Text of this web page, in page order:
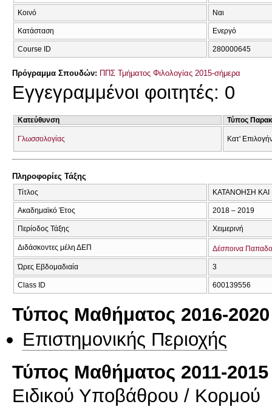
Κοινό Ναι
Κατάσταση Ενεργό
Course ID 280000645
Πρόγραμμα Σπουδών: ΠΠΣ Τμήματος Φιλολογίας 2015-σήμερα
Εγγεγραμμένοι φοιτητές: 0
Κατεύθυνση Τύπος
Γλωσσολογίας Κατ'
Πληροφορίες Τάξης
Τίτλος ΚΑΤΑΝΟΗΣΗ
Ακαδημαϊκό Έτος 2018 – 2019
Περίοδος Τάξης Χειμερινή
Διδάσκοντες μέλη ΔΕΠ Δέσποινα
Ώρες Εβδομαδιαία 3
Class ID 600139556
Τύπος Μαθήματος 2016-2020
Επιστημονικής Περιοχής
Τύπος Μαθήματος 2011-2015
Ειδικού Υποβάθρου / Κορμού